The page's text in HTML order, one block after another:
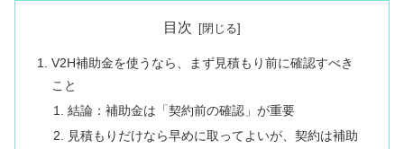
目次
V2H補助金を使うなら、まず見積もり前に確認すべき
こと
結論：補助金は「契約前の確認」が重要
見積もりだけなら早めに取ってよいが、契約は補助